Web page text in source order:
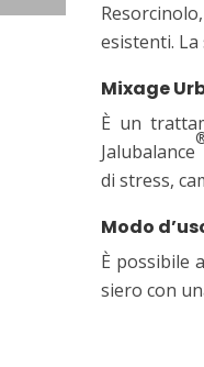
esistenti.
Mixage
È un
Jalubalance
di stress,
Modo
È possibile
siero con